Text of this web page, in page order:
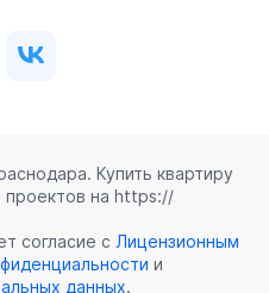
Купить квартиру
на https://
согласие с Лицензионным
и
данных.